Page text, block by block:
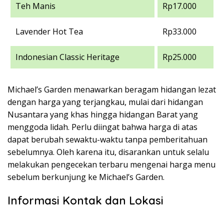
Teh Manis Rp17.000
Lavender Hot Tea Rp33.000
Indonesian Classic Heritage Rp25.000
Michael’s Garden menawarkan beragam hidangan lezat
dengan harga yang terjangkau, mulai dari hidangan
Nusantara yang khas hingga hidangan Barat yang
menggoda lidah. Perlu diingat bahwa harga di atas
dapat berubah sewaktu-waktu tanpa pemberitahuan
sebelumnya. Oleh karena itu, disarankan untuk selalu
melakukan pengecekan terbaru mengenai harga menu
sebelum berkunjung ke Michael’s Garden.
Informasi Kontak dan Lokasi